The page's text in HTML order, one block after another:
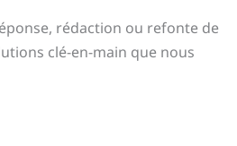
rédaction ou refonte de
clé-en-main que nous